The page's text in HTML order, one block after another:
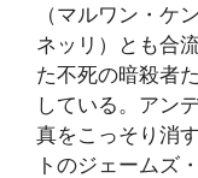
（マルワン・ケ
ネッリ）とも合
た不死の暗殺者
している。アン
真をこっそり消
トのジェームズ